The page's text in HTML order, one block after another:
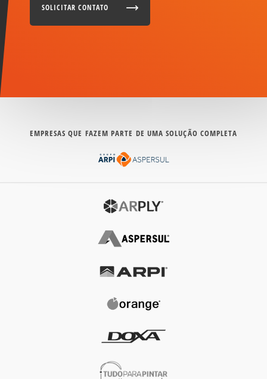
SOLICITAR CONTATO
EMPRESAS QUE FAZEM PARTE DE UMA SOLUÇÃO COMPLETA